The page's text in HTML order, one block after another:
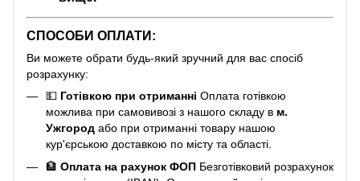
СПОСОБИ ОПЛАТИ:
Ви можете обрати будь-який зручний для вас спосіб
розрахунку:
💵 Готівкою при отриманні Оплата готівкою
можлива при самовивозі з нашого складу в м.
Ужгород або при отриманні товару нашою
кур'єрською доставкою по місту та області.
🏦 Оплата на рахунок ФОП Безготівковий розрахунок